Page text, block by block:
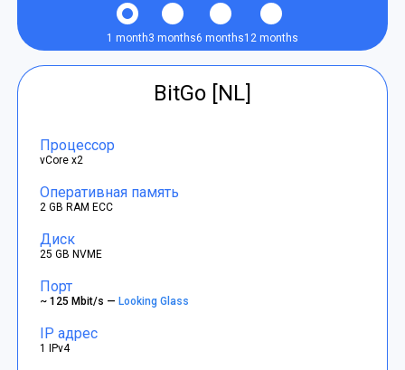
1 month3 months6 months12 months
BitGo [NL]
Процессор
vCore x2
Оперативная память
2 GB RAM ECC
Диск
25 GB NVME
Порт
~ 125 Mbit/s —Looking Glass
IP адрес
1 IPv4